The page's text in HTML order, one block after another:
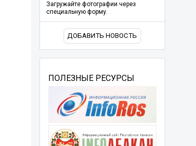
Загружайте фотографии через
специальную форму.
ДОБАВИТЬ НОВОСТЬ
ПОЛЕЗНЫЕ РЕСУРСЫ